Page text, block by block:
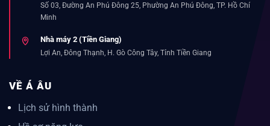
Số 03, Đường An Phú Đông 25, Phường An Phú Đông, TP. Hồ Chí
Minh
Nhà máy 2 (Tiền Giang)
Lợi An, Đông Thạnh, H. Gò Công Tây, Tỉnh Tiền Giang
VỀ Á ÂU
Lịch sử hình thành